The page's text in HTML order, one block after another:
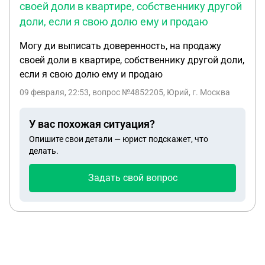
ими же (по факту просто хороший знакомый), был
обрезан кабель в баню - в итоге баня не
работы - стяжка, плитка, штукатурка стен,
частично крупная мебель, входня дверь, розетки,
светильники, обои - все работы проведены как на
мои деньги, так и на мои материалы
вопрос о порядке общения с ребёнком (моим
ребёнком, которого мать не даёт мне встречаться
и ставит препятствия, вплоть до запрета общения
с пасынком), где одним из аспектов, выдвинутых
супругой - жилищный вопрос. Опека с её слов мне
об этом сообщила - ваш вопрос (по поводу
ребенка) неотрывно связан с жилищным
своей доли в квартире, собственнику другой
доли, если я свою долю ему и продаю
Могу ди выписать доверенность, на продажу
своей доли в квартире, собственнику другой доли,
если я свою долю ему и продаю
09 февраля, 22:53, вопрос №4852205, Юрий, г. Москва
У вас похожая ситуация?
Опишите свои детали — юрист подскажет, что
делать.
Задать свой вопрос